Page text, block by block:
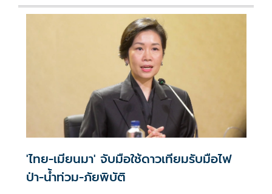
'ไทย-เมียนมา' จับมือใช้ดาวเทียมรับมือไฟ
ป่า-น้ำท่วม-ภัยพิบัติ